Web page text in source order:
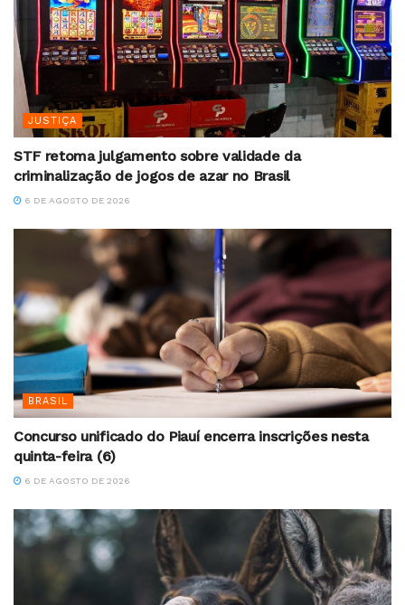
JUSTIÇA
STF retoma julgamento sobre validade da
criminalização de jogos de azar no Brasil
6 DE AGOSTO DE 2026
BRASIL
Concurso unificado do Piauí encerra inscrições nesta
quinta-feira (6)
6 DE AGOSTO DE 2026